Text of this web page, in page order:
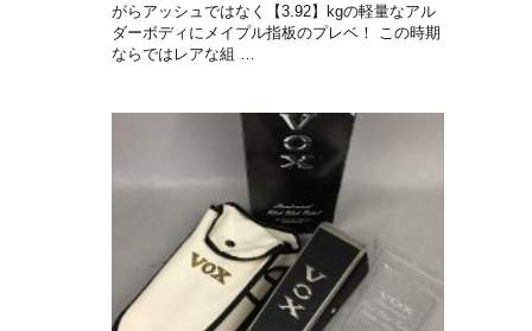
がらアッシュではなく【3.92】kgの軽量なアル
ダーボディにメイプル指板のプレベ！ この時期
ならではレアな組 …